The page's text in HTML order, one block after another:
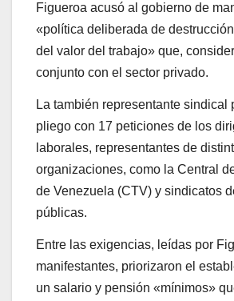
Figueroa acusó al gobierno de
«política deliberada de
del valor del trabajo» que,
conjunto con el sector privado.
La también representante sindical
pliego con 17 peticiones de los
laborales, representantes de
organizaciones, como la Central
de Venezuela (CTV) y sindicatos
públicas.
Entre las exigencias, leídas por
manifestantes, priorizaron el
un salario y pensión «mínimos»